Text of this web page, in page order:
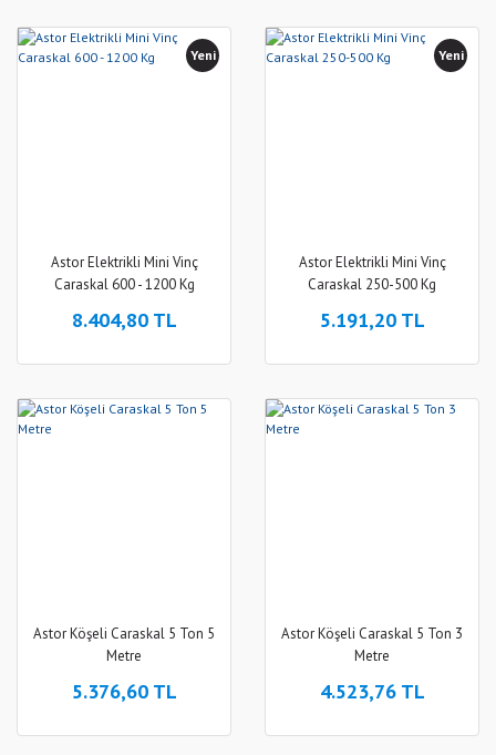
Yeni
Astor Elektrikli Mini Vinç
Caraskal 600 - 1200 Kg
8.404,80 TL
Yeni
Astor Elektrikli Mini Vinç
Caraskal 250-500 Kg
5.191,20 TL
Astor Köşeli Caraskal 5 Ton 5
Metre
5.376,60 TL
Astor Köşeli Caraskal 5 Ton 3
Metre
4.523,76 TL